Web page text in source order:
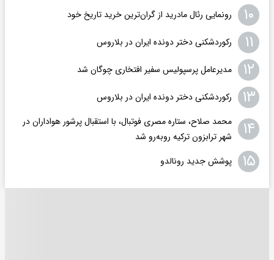
۱۰ رونمایی رئال مادرید از گران‌ترین خرید تاریخ خود
۱۱ رکوردشکنی دختر دونده ایران در بلاروس
۱۲ مدیرعامل پرسپولیس سفیر افتخاری چوگان شد
۱۳ رکوردشکنی دختر دونده ایران در بلاروس
۱۴
محمد صلاح، ستاره مصری فوتبال، با استقبال پرشور هواداران در
شهر ترابزون ترکیه روبه‌رو شد
۱۵ پوشش جدید رونالدو